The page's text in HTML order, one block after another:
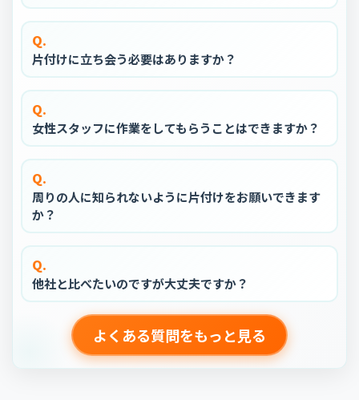
Q.
片付けに立ち会う必要はありますか？
Q.
女性スタッフに作業をしてもらうことはできますか？
Q.
周りの人に知られないように片付けをお願いできます
か？
Q.
他社と比べたいのですが大丈夫ですか？
よくある質問をもっと見る